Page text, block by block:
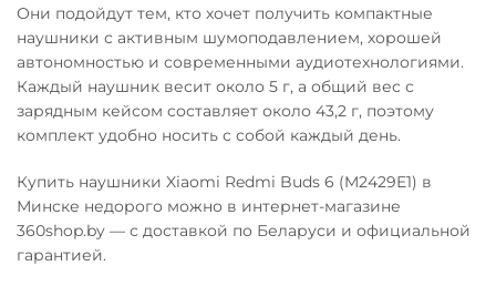
Они подойдут тем, кто хочет получить компактные
наушники с активным шумоподавлением, хорошей
автономностью и современными аудиотехнологиями.
Каждый наушник весит около 5 г, а общий вес с
зарядным кейсом составляет около 43,2 г, поэтому
комплект удобно носить с собой каждый день.
Купить наушники Xiaomi Redmi Buds 6 (M2429E1) в
Минске недорого можно в интернет-магазине
360shop.by — с доставкой по Беларуси и официальной
гарантией.